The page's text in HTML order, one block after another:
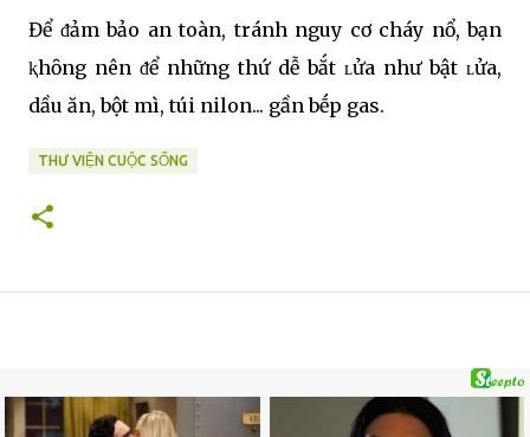
Để ᵭảm bảo an toàn, tránh nguy cơ cháy nổ, bạn
ⱪhȏng nên ᵭể những thứ dễ bắt ʟửa như bật ʟửa,
dầu ăn, bột mì, túi nilon... gần bḗp gas.
THƯ VIỆN CUỘC SỐNG